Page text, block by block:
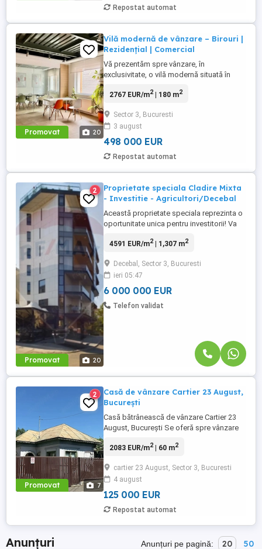
Repostat automat
Promovat 20
Vilă modernă de vânzare – Birouri |
Rezidențial | Comercial
Vă prezentăm spre vânzare, în
exclusivitate, o vilă modernă situată în
destinație ideală atât pentru birouri, cât și
Construită în 2004 si renovată în anul 2023,
proprietatea impresionează prin finisaje
contemporane, o compartimentare ...
2767 EUR/m2| 180 m2
Sector 3, Bucuresti
3 august
498 000 EUR
Repostat automat
Promovat 20
2
Proprietate speciala Cladire Mixta
- Investitie - Agricultori/Decebal
Această proprietate speciala reprezinta o
oportunitate unica pentru investitorii! Va
(finalizata in 2024) cu regim de inaltime
Agricultori, in proximitatea Bdulul Decebal.
Cladirea are o amprenta la sol de 132 mp,
este construita ...
4591 EUR/m2| 1,307 m2
Decebal, Sector 3, Bucuresti
ieri 05:47
6 000 000 EUR
Telefon validat
Promovat 7
2
Casă de vânzare Cartier 23 August,
București
Casă bătrânească de vânzare Cartier 23
August, București Se oferă spre vânzare
construită de aproximativ 60 mp,
pe Strada Gologanului, în cartierul 23
August, București. - Suprafață teren: 240
mp - Suprafață casă: 60 mp - Deschidere
2083 EUR/m2| 60 m2
cartier 23 August, Sector 3, Bucuresti
4 august
125 000 EUR
Repostat automat
Anunțuri Anunțuri pe pagină: 20 50